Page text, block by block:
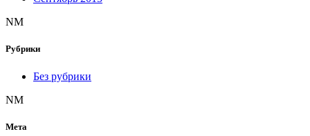
NM
Рубрики
Без рубрики
NM
Мета